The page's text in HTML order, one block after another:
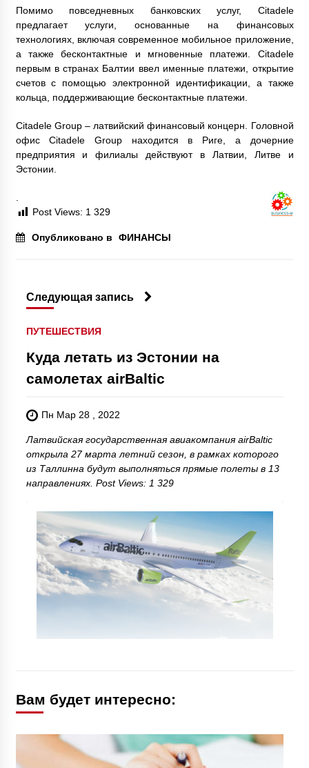
Помимо повседневных банковских услуг, Citadele
предлагает услуги, основанные на финансовых
технологиях, включая современное мобильное приложение,
а также бесконтактные и мгновенные платежи. Citadele
первым в странах Балтии ввел именные платежи, открытие
счетов с помощью электронной идентификации, а также
кольца, поддерживающие бесконтактные платежи.
Citadele Group – латвийский финансовый концерн. Головной
офис Citadele Group находится в Риге, а дочерние
предприятия и филиалы действуют в Латвии, Литве и
Эстонии.
.
Post Views: 1 329
Опубликовано в ФИНАНСЫ
Следующая запись
ПУТЕШЕСТВИЯ
Куда летать из Эстонии на
самолетах airBaltic
Пн Мар 28 , 2022
Латвийская государственная авиакомпания airBaltic
открыла 27 марта летний сезон, в рамках которого
из Таллинна будут выполняться прямые полеты в 13
направлениях. Post Views: 1 329
Вам будет интересно: